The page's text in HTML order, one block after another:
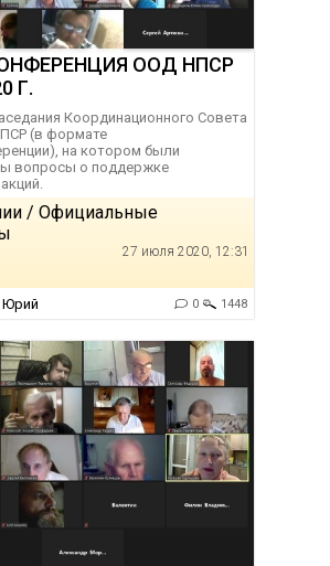
ООД НПСР
Г.
Координационного Совета
(в формате
на котором были
вопросы о поддержке
/ Официальные
27 июля 2020, 12:31
Юрий 0 1448